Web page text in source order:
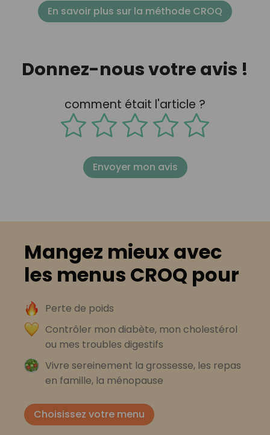
En savoir plus sur la méthode CROQ
Donnez-nous votre avis !
comment était l'article ?
Envoyer mon avis
Mangez mieux avec
les menus CROQ pour
Perte de poids
Contrôler mon diabète, mon cholestérol
ou mes troubles digestifs
Vivre sereinement la grossesse, les repas
en famille, la ménopause
Choisissez votre menu